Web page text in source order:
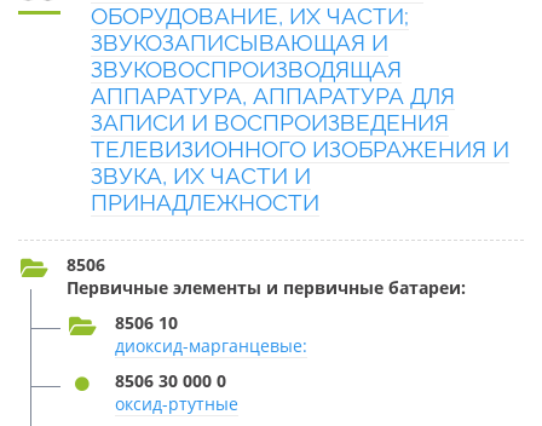
ОБОРУДОВАНИЕ, ИХ ЧАСТИ;
ЗВУКОЗАПИСЫВАЮЩАЯ И
ЗВУКОВОСПРОИЗВОДЯЩАЯ
АППАРАТУРА, АППАРАТУРА ДЛЯ
ЗАПИСИ И ВОСПРОИЗВЕДЕНИЯ
ТЕЛЕВИЗИОННОГО ИЗОБРАЖЕНИЯ И
ЗВУКА, ИХ ЧАСТИ И
ПРИНАДЛЕЖНОСТИ
8506
Первичные элементы и первичные батареи:
8506 10
диоксид-марганцевые:
8506 30 000 0
оксид-ртутные